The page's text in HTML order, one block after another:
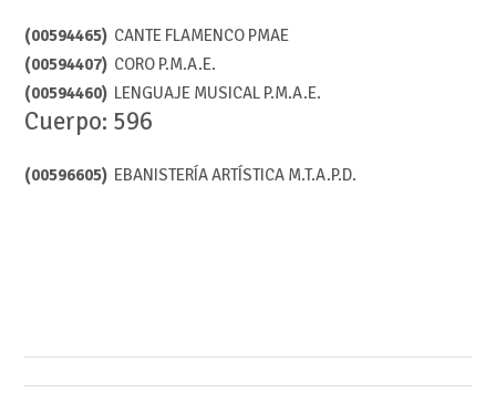
(00594465) CANTE FLAMENCO PMAE
(00594407) CORO P.M.A.E.
(00594460) LENGUAJE MUSICAL P.M.A.E.
Cuerpo: 596
(00596605) EBANISTERÍA ARTÍSTICA M.T.A.P.D.